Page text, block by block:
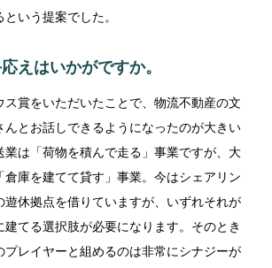
いう提案でした。
えはいかがですか。
ス賞をいただいたことで、物流不動産の文
んとお話しできるようになったのが大きい
業は「荷物を積んで走る」事業ですが、大
倉庫を建てて貸す」事業。今はシェアリン
遊休拠点を借りていますが、いずれそれが
建てる選択肢が必要になります。そのとき
プレイヤーと組めるのは非常にシナジーが